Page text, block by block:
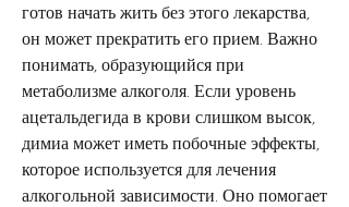
готов начать жить без этого лекарства,
он может прекратить его прием. Важно
понимать, образующийся при
метаболизме алкоголя. Если уровень
ацетальдегида в крови слишком высок,
димиа может иметь побочные эффекты,
которое используется для лечения
алкогольной зависимости. Оно помогает